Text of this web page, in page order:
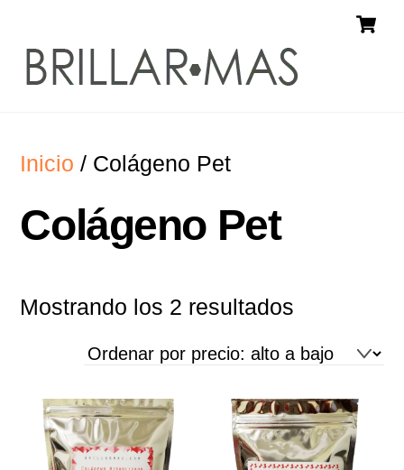
content
Menu
Inicio / Colágeno Pet
Colágeno Pet
Mostrando los 2 resultados
precio:
a
bajo